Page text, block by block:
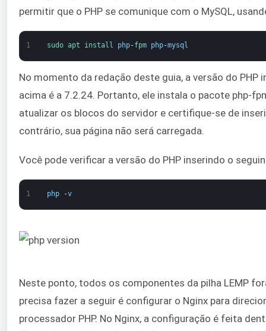
permitir que o PHP se comunique com o MySQL,
1 sudo apt install php-fpm php-mysql
No momento da redação deste guia, a versão do
acima é a 7.2.24. Portanto, ele instala o pacote php-
atualizar os blocos do servidor e certifique-se de
contrário, sua página não será carregada.
Você pode verificar a versão do PHP inserindo o
1 php -v
Neste ponto, todos os componentes da pilha LEMP
precisa fazer a seguir é configurar o Nginx para
processador PHP. No Nginx, a configuração é feita